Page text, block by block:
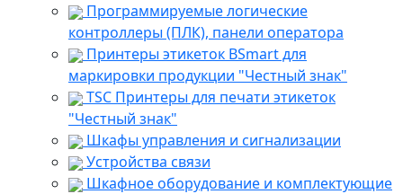
Программируемые логические
контроллеры (ПЛК), панели оператора
Принтеры этикеток BSmart для
маркировки продукции "Честный знак"
TSC Принтеры для печати этикеток
"Честный знак"
Шкафы управления и сигнализации
Устройства связи
Шкафное оборудование и комплектующие